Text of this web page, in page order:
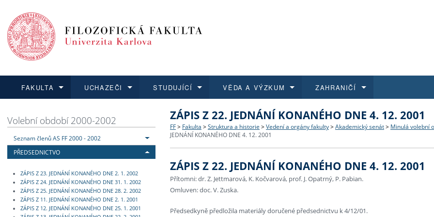
FAKULTA
Dozvědět se více
Struktura a historie
Podpora a benefity pro zaměstnance
Absolventi fakulty
Fakultní školy FF UK
Pro
E-
UCHAZEČI
Podat přihlášku
Co studovat a jak se přihlásit
Informace k průběhu přijímacího řízení
STUDUJÍCÍ
Dozvědět se více
Bakalářské a magisterské studium
Rigorózní řízení
VĚDA A VÝZKUM
Dozvědět se více
O vědě a výzkumu na FF UK
Granty a projekty
ZAHRANIČÍ
Dozvědět se více
Aktuální nabídky a výběrová řízení
Přijíždějící studenti
Vyjíždějící zaměstnanci
East
Volební období 2000-2002
Seznam členů AS FF 2000 - 2002
PŘEDSEDNICTVO
ZÁPIS Z 23. JEDNÁNÍ KONANÉHO DNE 2. 1. 2002
ZÁPIS Z 24. JEDNÁNÍ KONANÉHO DNE 31. 1. 2002
ZÁPIS Z 25. JEDNÁNÍ KONANÉHO DNE 28. 2. 2002
ZÁPIS Z 11. JEDNÁNÍ KONANÉHO DNE 2. 1. 2001
ZÁPIS Z 12. JEDNÁNÍ KONANÉHO DNE 25. 1. 2001
ZÁPIS Z 22. JEDNÁNÍ KONANÉHO DNE 4. 12. 2001
FF > Fakulta > Struktura a historie > Vedení a orgány fakulty > Akademický senát > Minulá volební
JEDNÁNÍ KONANÉHO DNE 4. 12. 2001
ZÁPIS Z 22. JEDNÁNÍ KONANÉHO DNE 4. 12. 2001
Přítomni: dr. Z. Jettmarová, K. Kočvarová, prof. J. Opatrný, P. Pabian.
Omluven: doc. V. Zuska.
Předsedkyně předložila materiály doručené předsednictvu k 4/12/01.